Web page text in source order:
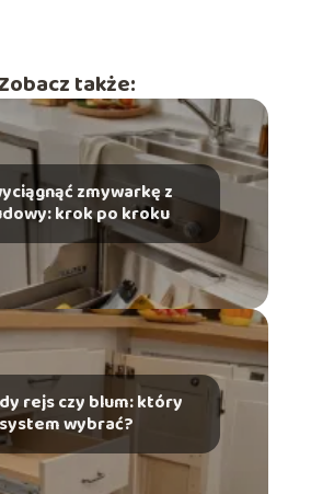
także:
zmywarkę z
krok po kroku
rejs czy blum: który
wybrać?